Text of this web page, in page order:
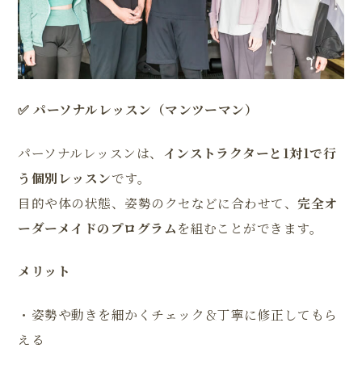
✅ パーソナルレッスン（マンツーマン）
パーソナルレッスンは、
インストラクターと1対1で行
う個別レッスンです。
目的や体の状態、姿勢のクセなどに合わせて、 完全オ
ーダーメイドのプログラムを組むことができます。
メリット
・姿勢や動きを細かくチェック＆丁寧に修正してもら
える